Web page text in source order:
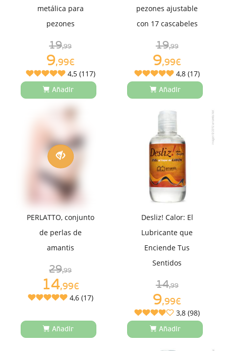
metálica para
pezones
19,99
9,99€
4,5 (117)
Añadir
pezones ajustable
con 17 cascabeles
19,99
9,99€
4,8 (17)
Añadir
PERLATTO, conjunto
de perlas de
amantis
29,99
14,99€
4,6 (17)
Añadir
Desliz! Calor: El
Lubricante que
Enciende Tus
Sentidos
14,99
9,99€
3,8 (98)
Añadir